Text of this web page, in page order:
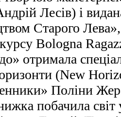
Лесів) і
Старого
Bologna
отримала
(New
Поліни
побачила